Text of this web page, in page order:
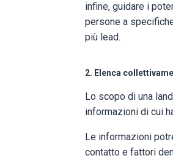
infine, guidare i
persone a
più lead.
2. Elenca
Lo scopo di una
informazioni di cui
Le informazioni
contatto e fattori